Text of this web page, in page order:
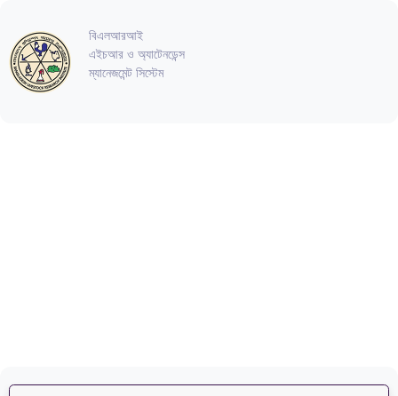
বিএলআরআই
এইচআর ও অ্যাটেনডেন্স
ম্যানেজমেন্ট সিস্টেম